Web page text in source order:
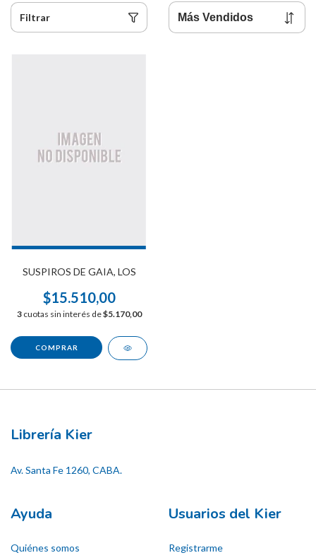
Filtrar
SUSPIROS DE GAIA, LOS
$15.510,00
3 cuotas sin interés de$5.170,00
Librería Kier
Av. Santa Fe 1260, CABA.
Ayuda
Quiénes somos
Usuarios del Kier
Registrarme